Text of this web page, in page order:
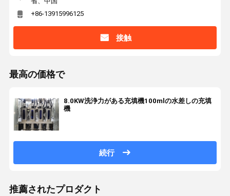
+86-13915996125
接触
最高の価格で
8.0KW洗浄力がある充填機100mlの水差しの充填
機
続行
推薦されたプロダクト